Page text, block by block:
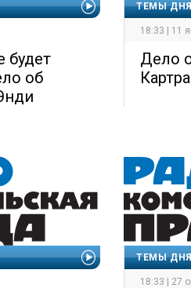
будет
об
ТЕМЫ
18:33 | 11
Дело
ТЕМЫ
18:33 | 27